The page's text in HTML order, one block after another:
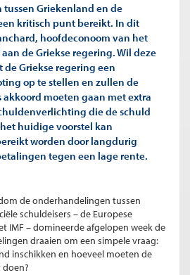
Griekenland en de
kritisch punt bereikt. In dit
hoofdeconoom van het
de Griekse regering. Wil deze
Griekse regering een
op te stellen en zullen de
akkoord moeten gaan met extra
die de schuld
huidige voorstel kan
worden door langdurig
tegen een lage rente.
de onderhandelingen tussen
schuldeisers – de Europese
IMF – domineerde afgelopen week de
draaien om een simpele vraag:
inschikken en hoeveel moeten de
doen?